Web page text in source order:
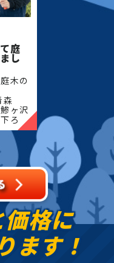
庭
し
木の
森
ヶ沢
ろ
の作
！地
・剪
庭の
格に
ます！